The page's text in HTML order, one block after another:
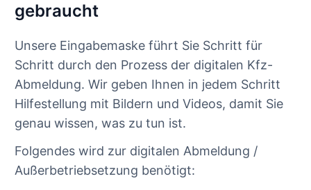
gebraucht
Unsere Eingabemaske führt Sie Schritt für
Schritt durch den Prozess der digitalen Kfz-
Abmeldung. Wir geben Ihnen in jedem Schritt
Hilfestellung mit Bildern und Videos, damit Sie
genau wissen, was zu tun ist.
Folgendes wird zur digitalen Abmeldung /
Außerbetriebsetzung benötigt: